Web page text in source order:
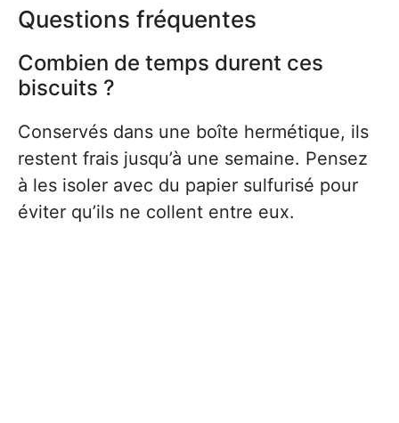
Questions fréquentes
Combien de temps durent ces
biscuits ?
Conservés dans une boîte hermétique, ils
restent frais jusqu’à une semaine. Pensez
à les isoler avec du papier sulfurisé pour
éviter qu’ils ne collent entre eux.